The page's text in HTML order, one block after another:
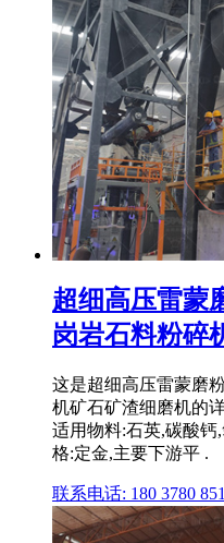
超细高压雷蒙
岗岩石料粉碎
这是超细高压雷蒙磨
机矿石矿渣细磨机的
适用物料:石英,碳酸钙
格:定金,主要下游平 .
联系电话: 180 3780